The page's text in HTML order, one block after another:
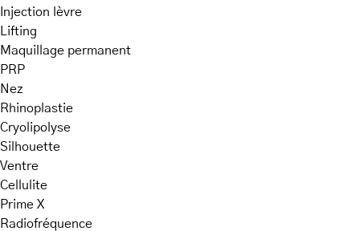
Injection lèvre
Lifting
Maquillage permanent
PRP
Nez
Rhinoplastie
Cryolipolyse
Silhouette
Ventre
Cellulite
Prime X
Radiofréquence